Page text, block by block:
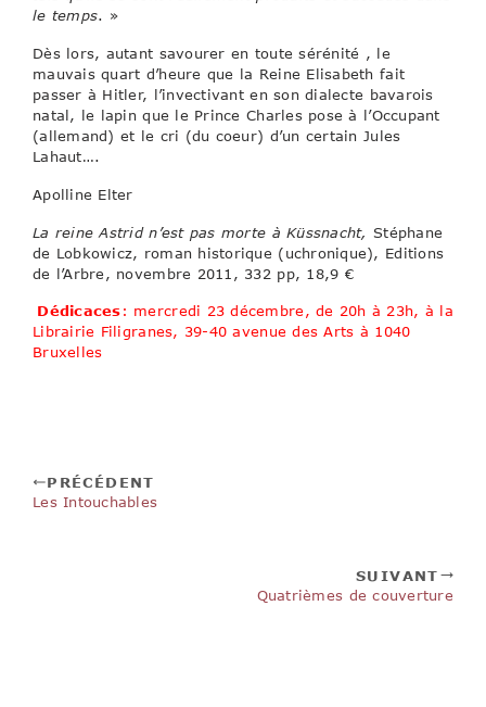
le temps. »
Dès lors, autant savourer en toute sérénité , le
mauvais quart d’heure que la Reine Elisabeth fait
passer à Hitler, l’invectivant en son dialecte bavarois
natal, le lapin que le Prince Charles pose à l’Occupant
(allemand) et le cri (du coeur) d’un certain Jules
Lahaut….
Apolline Elter
La reine Astrid n’est pas morte à Küssnacht, Stéphane
de Lobkowicz, roman historique (uchronique), Editions
de l’Arbre, novembre 2011, 332 pp, 18,9 €
Dédicaces: mercredi 23 décembre, de 20h à 23h, à la
Librairie Filigranes, 39-40 avenue des Arts à 1040
Bruxelles
PRÉCÉDENT
Les Intouchables
SUIVANT
Quatrièmes de couverture